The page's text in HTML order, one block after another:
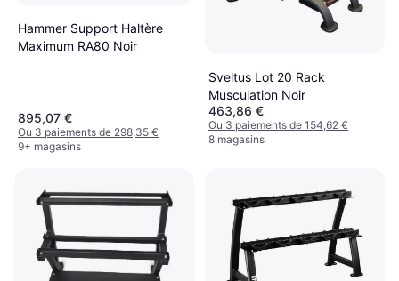
Hammer Support Haltère
Maximum RA80 Noir
895,07 €
Ou 3 paiements de 298,35 €
9+ magasins
Sveltus Lot 20 Rack
Musculation Noir
463,86 €
Ou 3 paiements de 154,62 €
8 magasins